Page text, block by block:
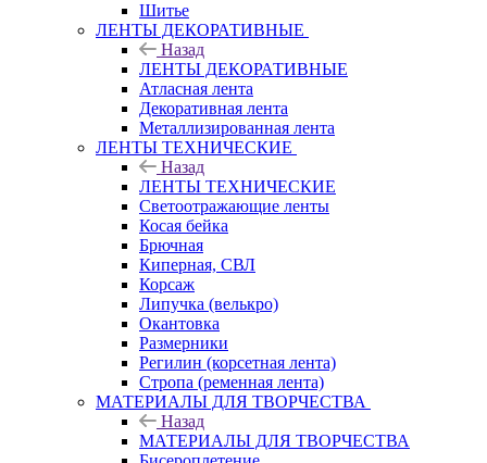
Шитье
ЛЕНТЫ ДЕКОРАТИВНЫЕ
Назад
ЛЕНТЫ ДЕКОРАТИВНЫЕ
Атласная лента
Декоративная лента
Металлизированная лента
ЛЕНТЫ ТЕХНИЧЕСКИЕ
Назад
ЛЕНТЫ ТЕХНИЧЕСКИЕ
Светоотражающие ленты
Косая бейка
Брючная
Киперная, СВЛ
Корсаж
Липучка (велькро)
Окантовка
Размерники
Регилин (корсетная лента)
Стропа (ременная лента)
МАТЕРИАЛЫ ДЛЯ ТВОРЧЕСТВА
Назад
МАТЕРИАЛЫ ДЛЯ ТВОРЧЕСТВА